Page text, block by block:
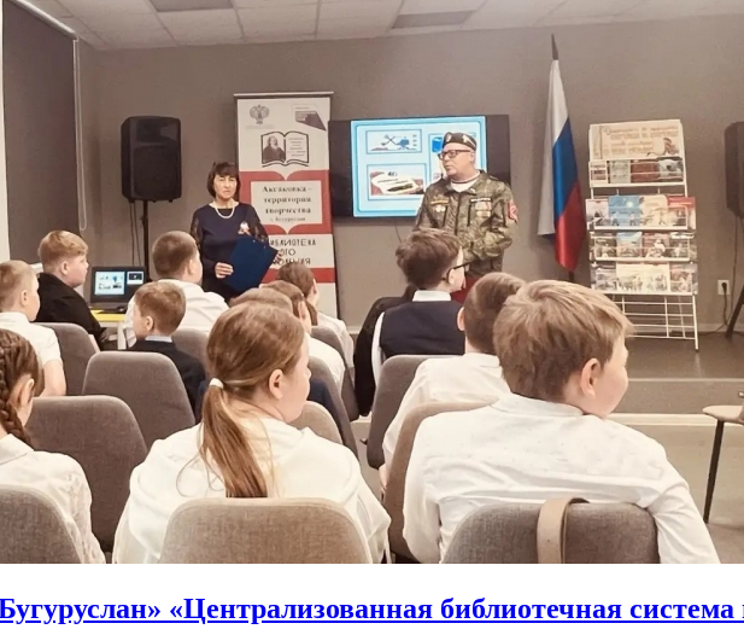
«Централизованная библиотечная система